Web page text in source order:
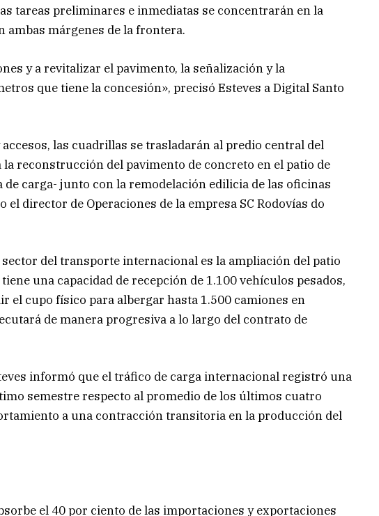
tareas preliminares e inmediatas se concentrarán en la
ambas márgenes de la frontera.
y a revitalizar el pavimento, la señalización y la
que tiene la concesión», precisó Esteves a Digital Santo
las cuadrillas se trasladarán al predio central del
reconstrucción del pavimento de concreto en el patio de
carga- junto con la remodelación edilicia de las oficinas
director de Operaciones de la empresa SC Rodovías do
del transporte internacional es la ampliación del patio
una capacidad de recepción de 1.100 vehículos pesados,
el cupo físico para albergar hasta 1.500 camiones en
de manera progresiva a lo largo del contrato de
informó que el tráfico de carga internacional registró una
semestre respecto al promedio de los últimos cuatro
a una contracción transitoria en la producción del
el 40 por ciento de las importaciones y exportaciones